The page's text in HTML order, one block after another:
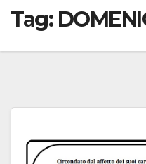
Tag: